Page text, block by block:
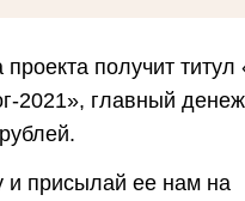
получит
2021», главный
и присылай ее нам на